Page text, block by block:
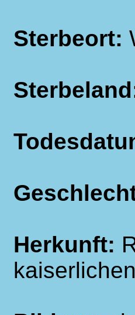
Sterbeort:
Herkunft: